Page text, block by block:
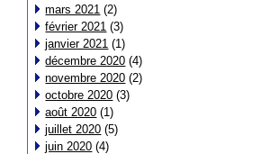
mars 2021 (2)
février 2021 (3)
janvier 2021 (1)
décembre 2020 (4)
novembre 2020 (2)
octobre 2020 (3)
août 2020 (1)
juillet 2020 (5)
juin 2020 (4)